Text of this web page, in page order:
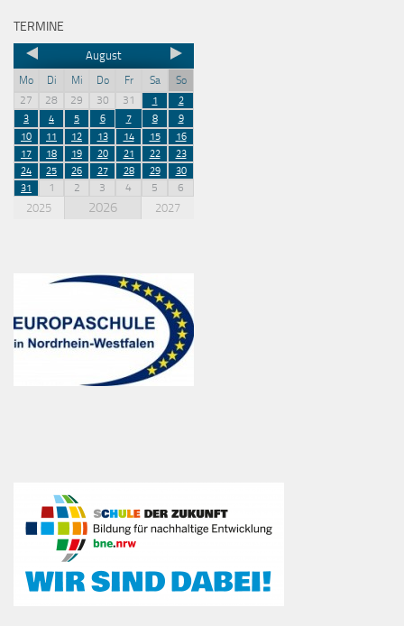
TERMINE
August
Mo Di Mi Do Fr Sa
So
27
28 29 30 31 1
2
3
4 5 6 7 8
9
10
11 12 13 14 15
16
17
18 19 20 21 22
23
24
25 26 27 28 29
30
31
1 2 3 4 5 6
2025 2026 2027